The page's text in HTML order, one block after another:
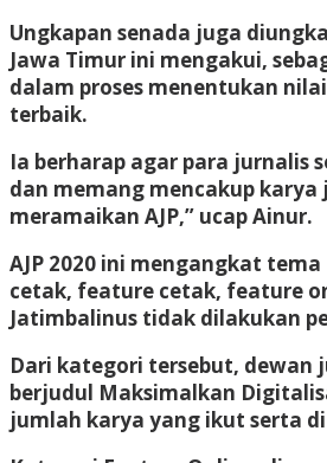
Ungkapan senada juga
Jawa Timur ini mengakui,
dalam proses menentukan
terbaik.
Ia berharap agar para jurnalis
dan memang mencakup
meramaikan AJP,” ucap Ainur.
AJP 2020 ini mengangkat
cetak, feature cetak, feature
Jatimbalinus tidak dilakukan
Dari kategori tersebut, dewan
berjudul Maksimalkan
jumlah karya yang ikut serta